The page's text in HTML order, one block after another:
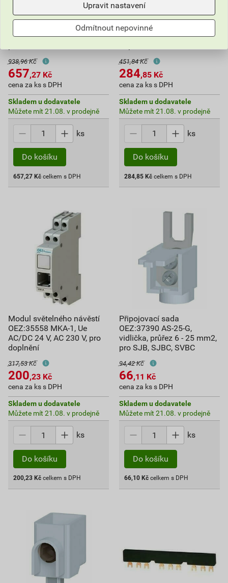
OEZ:37375 S1L-1000-16,
1pól. provedení, průřez 16
mm2, rozteč 17,8 mm,
938,96 Kč
657,27 Kč
cena za ks s DPH
Skladem u dodavatele
Můžete mít 21.08. v prodejně
ks
Do košíku
657,27 Kč celkem s DPH
Modul dvojnásobného
světelného návěstí
OEZ:35559 MKA-2, Ue
AC/DC 24 V, AC 230 V, pro
451,84 Kč
284,85 Kč
cena za ks s DPH
Skladem u dodavatele
Můžete mít 21.08. v prodejně
ks
Do košíku
284,85 Kč celkem s DPH
Modul světelného návěstí
OEZ:35558 MKA-1, Ue
AC/DC 24 V, AC 230 V, pro
doplnění
317,53 Kč
200,23 Kč
cena za ks s DPH
Skladem u dodavatele
Můžete mít 21.08. v prodejně
ks
Do košíku
200,23 Kč celkem s DPH
Připojovací sada
OEZ:37390 AS-25-G,
vidlička, průřez 6 - 25 mm2,
pro SJB, SJBC, SVBC
94,42 Kč
66,11 Kč
cena za ks s DPH
Skladem u dodavatele
Můžete mít 21.08. v prodejně
ks
Do košíku
66,10 Kč celkem s DPH
Upravit nastavení
Odmítnout nepovinné